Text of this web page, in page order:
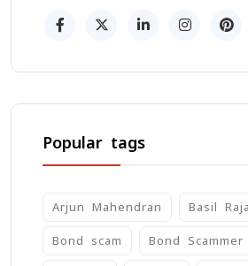
Popular tags
Arjun Mahendran Basil
Bond scam Bond Scammer